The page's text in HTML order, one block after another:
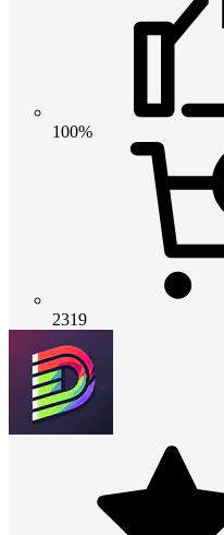
100%
2319